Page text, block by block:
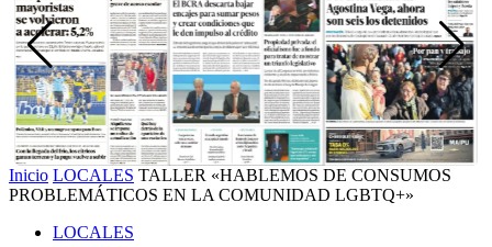
Inicio LOCALES TALLER «HABLEMOS DE CONSUMOS
PROBLEMÁTICOS EN LA COMUNIDAD LGBTQ+»
LOCALES